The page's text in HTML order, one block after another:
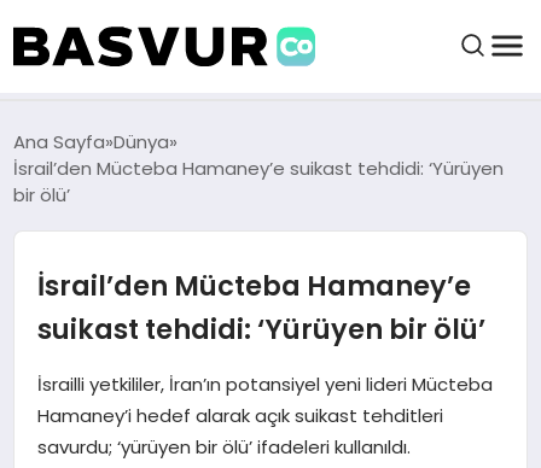
BAŞVURULAR
BAYILIKLER
HABERLER
KRIPTO HABER
Ana Sayfa Dünya
İsrail’den Mücteba Hamaney’e suikast tehdidi: ‘Yürüyen
bir ölü’
İsrail’den Mücteba Hamaney’e
suikast tehdidi: ‘Yürüyen bir ölü’
İsrailli yetkililer, İran’ın potansiyel yeni lideri Mücteba
Hamaney’i hedef alarak açık suikast tehditleri
savurdu; ‘yürüyen bir ölü’ ifadeleri kullanıldı.